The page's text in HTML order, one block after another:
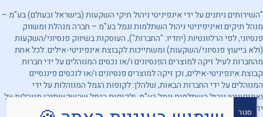
"השירותים ניתנים על ידי אינפיניטי ניהול תיקי השקעות (בישראל ובעולם) בע"מ –
מנהל תיקים ואיניפיניטי ניהול השתלמות וגמל בע"מ – חברה מנהלת ומשווק
פנסיוני, לפי הרלוונטיות (יחדיו: "החברות"), העוסקות בשיווק פנסיוני/השקעות
(ולא בייעוץ פנסיוני/השקעות) ומשתייכות לקבוצת אינפיניטי-אילים. לכל אחת
מהחברות לעיל זיקה למוצרים הפנסיונים ו/או נכסים המנוהלים על ידי חברות
קבוצת אינפיניטי-אילים, וכן זיקה למוצרים פנסיונים ו/או לנכסים פיננסיים
המנוהלים על ידי החברות הבאות, שלהלן: לקופות הגמל המנוהלות על ידי
ואיניפיניטי ניהול השתלמות וגמל בע"מ, ולקופות הגמל שהשקעותיהן מנוהלות על
ידי אינפיניטי ניהול תיקי השקעות (בישראל ובעולם) בע"מ. מובהר, כי החברות
סגור